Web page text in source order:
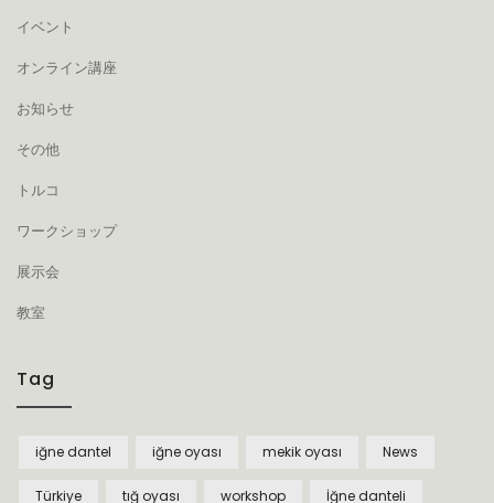
イベント
オンライン講座
お知らせ
その他
トルコ
ワークショップ
展示会
教室
Tag
iğne dantel iğne oyası mekik oyası News
Türkiye tığ oyası workshop İğne danteli